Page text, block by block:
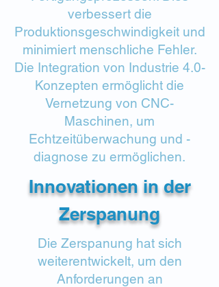
verbessert die
Produktionsgeschwindigkeit und
minimiert menschliche Fehler.
Die Integration von Industrie 4.0-
Konzepten ermöglicht die
Vernetzung von CNC-
Maschinen, um
Echtzeitüberwachung und -
diagnose zu ermöglichen.
Innovationen in der
Zerspanung
Die Zerspanung hat sich
weiterentwickelt, um den
Anforderungen an